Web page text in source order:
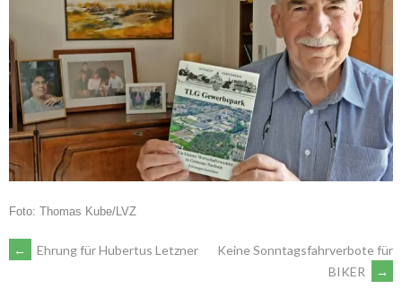
Foto: Thomas Kube/LVZ
ARTIKEL-
← Ehrung für Hubertus Letzner
Keine Sonntagsfahrverbote für
BIKER
→